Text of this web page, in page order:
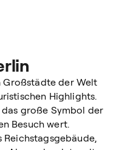
Großstädte der Welt
Highlights.
große Symbol der
Besuch wert.